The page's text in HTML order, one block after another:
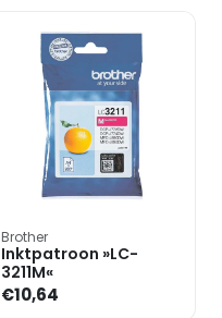
Brother
Inktpatroon »LC-
3211M«
€10,64